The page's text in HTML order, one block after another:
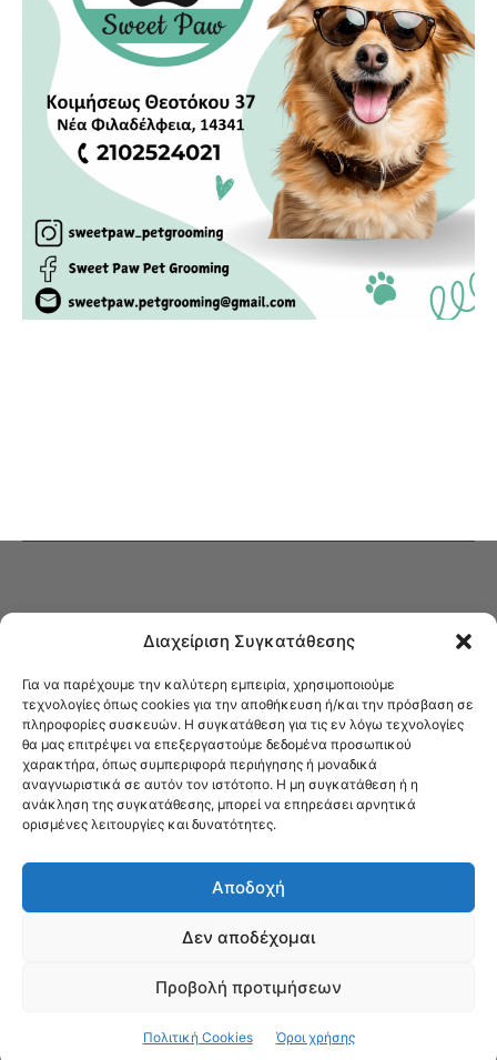
Διαχείριση Συγκατάθεσης
Για να παρέχουμε την καλύτερη εμπειρία, χρησιμοποιούμε
τεχνολογίες όπως cookies για την αποθήκευση ή/και την πρόσβαση σε
πληροφορίες συσκευών. Η συγκατάθεση για τις εν λόγω τεχνολογίες
θα μας επιτρέψει να επεξεργαστούμε δεδομένα προσωπικού
χαρακτήρα, όπως συμπεριφορά περιήγησης ή μοναδικά
αναγνωριστικά σε αυτόν τον ιστότοπο. Η μη συγκατάθεση ή η
ανάκληση της συγκατάθεσης, μπορεί να επηρεάσει αρνητικά
ορισμένες λειτουργίες και δυνατότητες.
Αποδοχή
Δεν αποδέχομαι
Προβολή προτιμήσεων
Πολιτική Cookies Όροι χρήσης
Στο Καφενείο θα βρείτε όλες τις ειδήσεις που αφορούν την Νέα
Φιλαδέλφεια και τη Νέα Χαλκηδόνα, καυτή αρθρογραφία, καθώς και
όλα τα νέα που σας αφορούν.